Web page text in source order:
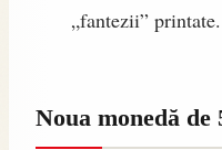
„fantezii” printate.
Noua monedă